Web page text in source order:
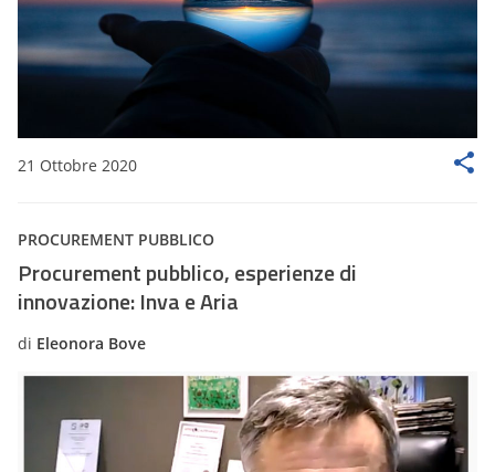
21 Ottobre 2020
PROCUREMENT PUBBLICO
Procurement pubblico, esperienze di
innovazione: Inva e Aria
di Eleonora Bove